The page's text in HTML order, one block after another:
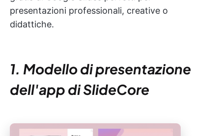
presentazioni professionali, creative o
didattiche.
1. Modello di presentazione
dell'app di SlideCore